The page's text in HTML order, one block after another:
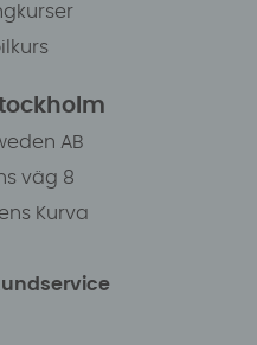
AB
väg 8
Kurva